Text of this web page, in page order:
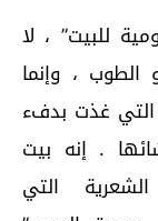
للبيت” ، لا
الطوب ، وإنما
التي غذت بدفء
. إنه بيت
الشعرية التي